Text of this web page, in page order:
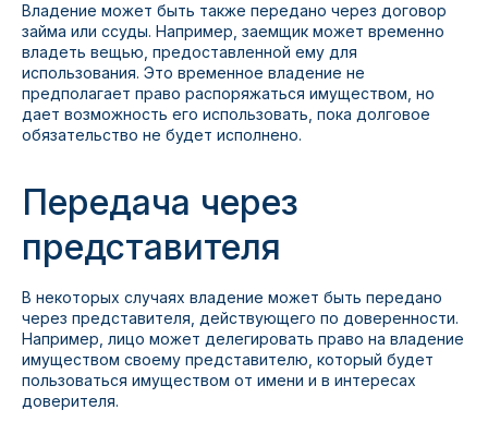
Владение может быть также передано через договор
займа или ссуды. Например, заемщик может временно
владеть вещью, предоставленной ему для
использования. Это временное владение не
предполагает право распоряжаться имуществом, но
дает возможность его использовать, пока долговое
обязательство не будет исполнено.
Передача через
представителя
В некоторых случаях владение может быть передано
через представителя, действующего по доверенности.
Например, лицо может делегировать право на владение
имуществом своему представителю, который будет
пользоваться имуществом от имени и в интересах
доверителя.